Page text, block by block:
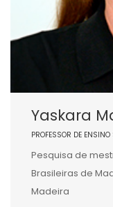
Yaskara
PROFESSOR DE ENSINO
Pesquisa de
Brasileiras de
Madeira